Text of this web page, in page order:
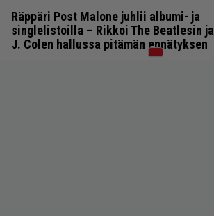
Räppäri Post Malone juhlii albumi- ja
singlelistoilla – Rikkoi The Beatlesin ja
J. Colen hallussa pitämän ennätyksen